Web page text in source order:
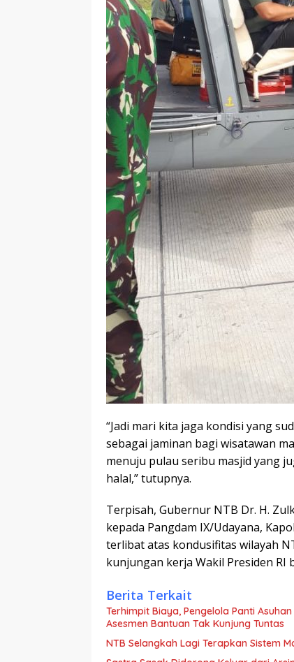
“Jadi mari kita jaga kondisi yang
sebagai jaminan bagi wisatawan
menuju pulau seribu masjid yang
halal,” tutupnya.
Terpisah, Gubernur NTB Dr. H.
kepada Pangdam IX/Udayana,
terlibat atas kondusifitas wilayah
kunjungan kerja Wakil Presiden RI
Berita Terkait
Terhimpit Biaya, Pengelola Panti
Asesmen Bantuan Tak Kunjung Tuntas
NTB Selangkah Lagi Terapkan Sistem